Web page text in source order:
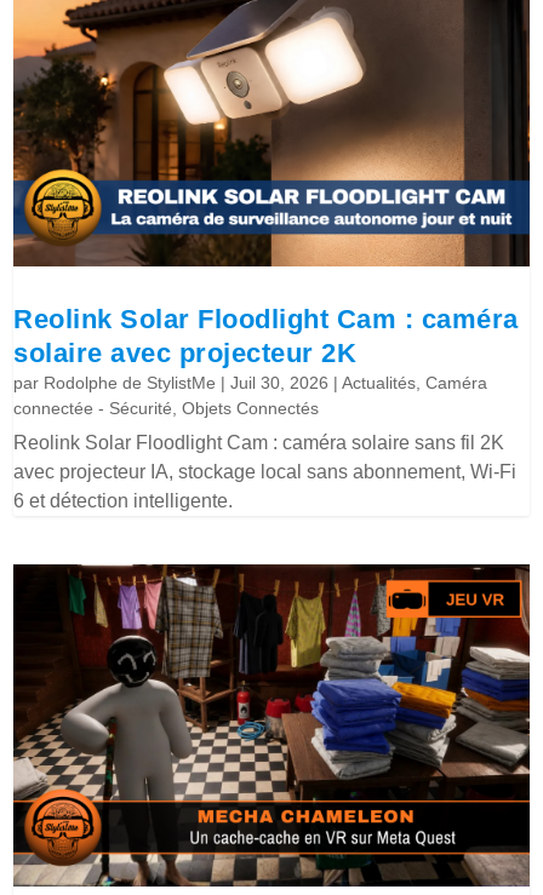
Reolink Solar Floodlight Cam : caméra
solaire avec projecteur 2K
par Rodolphe de StylistMe |Juil 30, 2026 |Actualités ,Caméra
connectée - Sécurité ,Objets Connectés
Reolink Solar Floodlight Cam : caméra solaire sans fil 2K
avec projecteur IA, stockage local sans abonnement, Wi-Fi
6 et détection intelligente.